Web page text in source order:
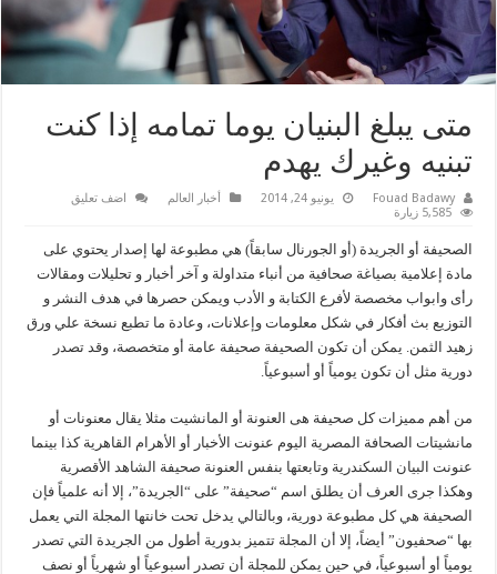
متى يبلغ البنيان يوما تمامه إذا كنت
تبنيه وغيرك يهدم
Fouad Badawy يونيو 24, 2014 أخبار العالم
اضف تعليق
5,585 زيارة
الصحيفة أو الجريدة (أو الجورنال سابقاً) هي مطبوعة لها إصدار يحتوي على
مادة إعلامية بصياغة صحافية من أنباء متداولة و آخر أخبار و تحليلات ومقالات
رأى وابواب مخصصة لأفرع الكتابة و الأدب ويمكن حصرها في هدف النشر و
التوزيع بث أفكار في شكل معلومات وإعلانات، وعادة ما تطبع نسخة علي ورق
زهيد الثمن. يمكن أن تكون الصحيفة صحيفة عامة أو متخصصة، وقد تصدر
دورية مثل أن تكون يومياً أو أسبوعياً.
من أهم مميزات كل صحيفة هى العنونة أو المانشيت مثلا يقال معنونات أو
مانشيتات الصحافة المصرية اليوم عنونت الأخبار أو الأهرام القاهرية كذا بينما
عنونت البيان السكندرية وتابعتها بنفس العنونة صحيفة الشاهد الأقصرية
وهكذا جرى العرف أن يطلق اسم “صحيفة” على “الجريدة”، إلا أنه علمياً فإن
الصحيفة هي كل مطبوعة دورية، وبالتالي يدخل تحت خانتها المجلة التي يعمل
بها “صحفيون” أيضاً، إلا أن المجلة تتميز بدورية أطول من الجريدة التي تصدر
يومياً أو أسبوعياً، في حين يمكن للمجلة أن تصدر أسبوعياً أو شهرياً أو نصف